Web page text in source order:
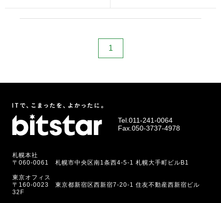
1
Tel. 011-241-0064
Fax.050-3737-4978
札幌本社
〒060-0061 札幌市中央区南1条西4-5-1 札幌大手町ビルB1
東京オフィス
〒160-0023 東京都新宿区西新宿7-20-1 住友不動産西新宿ビル
32F